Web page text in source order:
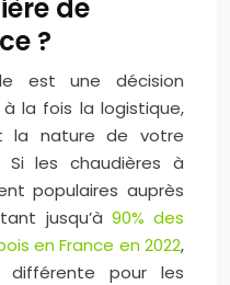
de
?
est une décision
la fois la logistique,
la nature de votre
Si les chaudières à
populaires auprès
jusqu’à 90% des
en France en 2022,
pour les